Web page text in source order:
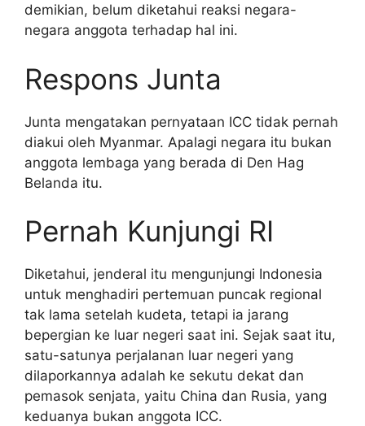
demikian, belum diketahui reaksi negara-
negara anggota terhadap hal ini.
Respons Junta
Junta mengatakan pernyataan ICC tidak pernah
diakui oleh Myanmar. Apalagi negara itu bukan
anggota lembaga yang berada di Den Hag
Belanda itu.
Pernah Kunjungi RI
Diketahui, jenderal itu mengunjungi Indonesia
untuk menghadiri pertemuan puncak regional
tak lama setelah kudeta, tetapi ia jarang
bepergian ke luar negeri saat ini. Sejak saat itu,
satu-satunya perjalanan luar negeri yang
dilaporkannya adalah ke sekutu dekat dan
pemasok senjata, yaitu China dan Rusia, yang
keduanya bukan anggota ICC.